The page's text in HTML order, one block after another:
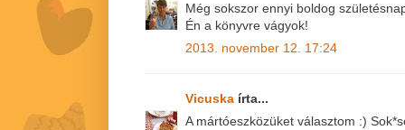
Még sokszor ennyi boldog
Én a könyvre vágyok!
2013. november 12. 17:24
Vicuska írta...
A mártóeszközüket választom :)